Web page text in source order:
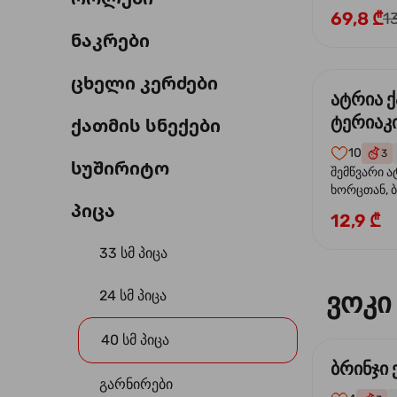
ნაკრები
ცხელი კერძები
ქათმის სნექები
სუშირიტო
პიცა
33 სმ პიცა
24 სმ პიცა
40 სმ პიცა
გარნირები
69,8 ₾
ატრია
10 3
შემწვარი
ხორცთან,
და
12,9 ₾
ვოკი
ბრინჯი